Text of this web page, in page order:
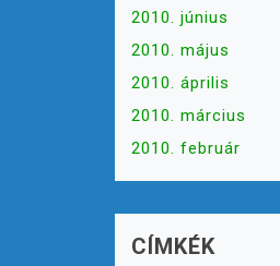
2010. június
2010. május
2010. április
2010. március
2010. február
CÍMKÉK